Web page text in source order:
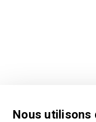
Nous utilisons